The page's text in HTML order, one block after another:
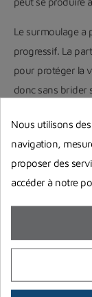
Le surmoulage a
progressif. La
pour protéger la
donc sans brider
et permettre
de la voilure.
Nous utilisons
navigation,
proposer des
accéder à notre